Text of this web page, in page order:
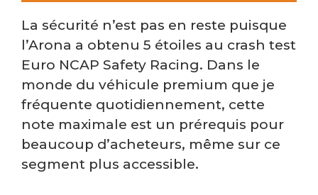
La sécurité n’est pas en reste puisque
l’Arona a obtenu 5 étoiles au crash test
Euro NCAP Safety Racing. Dans le
monde du véhicule premium que je
fréquente quotidiennement, cette
note maximale est un prérequis pour
beaucoup d’acheteurs, même sur ce
segment plus accessible.